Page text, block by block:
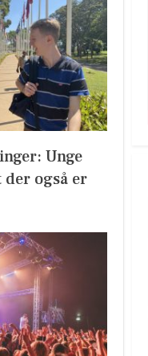
Unge
der også er